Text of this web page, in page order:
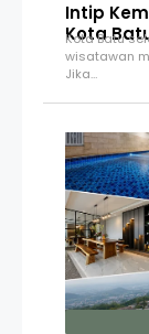
Intip
Kota
Kota Batu
wisatawan
Jika…